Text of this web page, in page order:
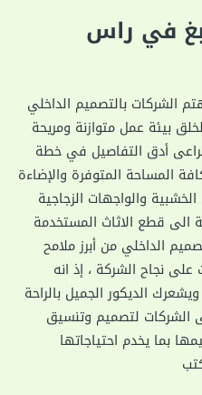
في راس
الشركات بالتصميم الداخلي
بيئة عمل متوازنة ومريحة
أدق التفاصيل في خطة
المساحة المتوفرة والإضاءة
والواجهات الزجاجية
الى قطع الاثاث المستخدمة
الداخلي من أبرز ملامح
نجاح الشركة ، إذ انه
الديكور الجميل بالراحة
الشركات لتصميم وتنسيق
بما يخدم احتياجاتها